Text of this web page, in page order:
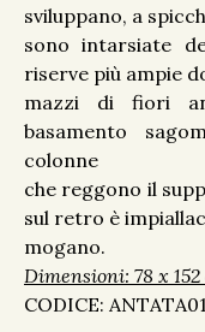
sviluppano, a
sono intarsiate
riserve più ampie
mazzi di fiori
basamento
colonne
che reggono il
sul retro è
mogano.
Dimensioni: 78 x
CODICE: